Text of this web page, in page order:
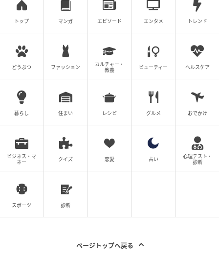
トップ マンガ エピソード エンタメ トレンド
どうぶつ ファッション
カルチャー・
教養
ビューティー ヘルスケア
暮らし 住まい レシピ グルメ おでかけ
ビジネス・マ
ネー
クイズ 恋愛 占い
心理テスト・
診断
スポーツ 診断
ページトップへ戻る